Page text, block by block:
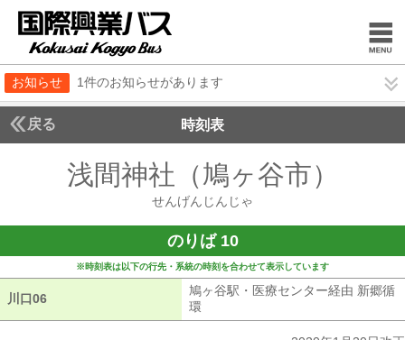
お知らせ 1件のお知らせがあります
戻る 時刻表
浅間神社（鳩ヶ谷市）
せんげんじんじゃ
のりば 10
※時刻表は以下の行先・系統の時刻を合わせて表示しています
川口06
鳩ヶ谷駅・医療センター経由 新郷循
環